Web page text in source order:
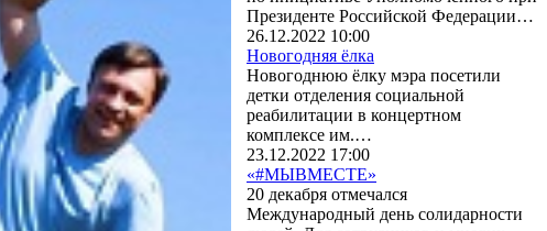
Президенте Российской Федерации…
26.12.2022 10:00
Новогодняя ёлка
Новогоднюю ёлку мэра посетили
детки отделения социальной
реабилитации в концертном
комплексе им.…
23.12.2022 17:00
«#МЫВМЕСТЕ»
20 декабря отмечался
Международный день солидарности